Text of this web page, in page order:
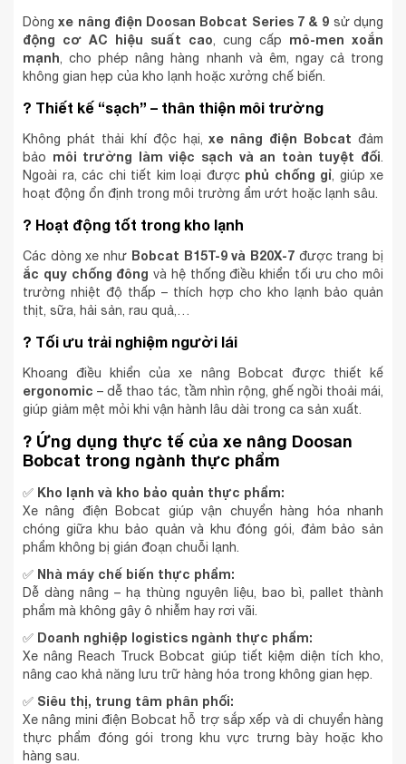
Dòngxe nâng điện Doosan Bobcat Series 7 & 9 sử dụng
động cơ AC hiệu suất cao , cung cấp mô-men xoắn
mạnh , cho phép nâng hàng nhanh và êm, ngay cả trong
không gian hẹp của kho lạnh hoặc xưởng chế biến.
? Thiết kế “sạch” – thân thiện môi trường
Không phát thải khí độc hại,xe nâng điện Bobcat đảm
bảo môi trường làm việc sạch và an toàn tuyệt đối
Ngoài ra, các chi tiết kim loại được phủ chống gỉ , giúp xe
hoạt động ổn định trong môi trường ẩm ướt hoặc lạnh sâu.
?️ Hoạt động tốt trong kho lạnh
Các dòng xe như Bobcat B15T-9 và B20X-7được trang bị
ắc quy chống đông và hệ thống điều khiển tối ưu cho môi
trường nhiệt độ thấp – thích hợp cho kho lạnh bảo quản
thịt, sữa, hải sản, rau quả,…
? Tối ưu trải nghiệm người lái
Khoang điều khiển của xe nâng Bobcat được thiết kế
ergonomic – dễ thao tác, tầm nhìn rộng, ghế ngồi thoải mái,
giúp giảm mệt mỏi khi vận hành lâu dài trong ca sản xuất.
? Ứng dụng thực tế của xe nâng Doosan
Bobcat trong ngành thực phẩm
✅ Kho lạnh và kho bảo quản thực phẩm:
Xe nâng điện Bobcat giúp vận chuyển hàng hóa nhanh
chóng giữa khu bảo quản và khu đóng gói, đảm bảo sản
phẩm không bị gián đoạn chuỗi lạnh.
✅ Nhà máy chế biến thực phẩm:
Dễ dàng nâng – hạ thùng nguyên liệu, bao bì, pallet thành
phẩm mà không gây ô nhiễm hay rơi vãi.
✅ Doanh nghiệp logistics ngành thực phẩm:
Xe nâng Reach Truck Bobcat giúp tiết kiệm diện tích kho,
nâng cao khả năng lưu trữ hàng hóa trong không gian hẹp.
✅ Siêu thị, trung tâm phân phối:
Xe nâng mini điện Bobcat hỗ trợ sắp xếp và di chuyển hàng
thực phẩm đóng gói trong khu vực trưng bày hoặc kho
hàng sau.